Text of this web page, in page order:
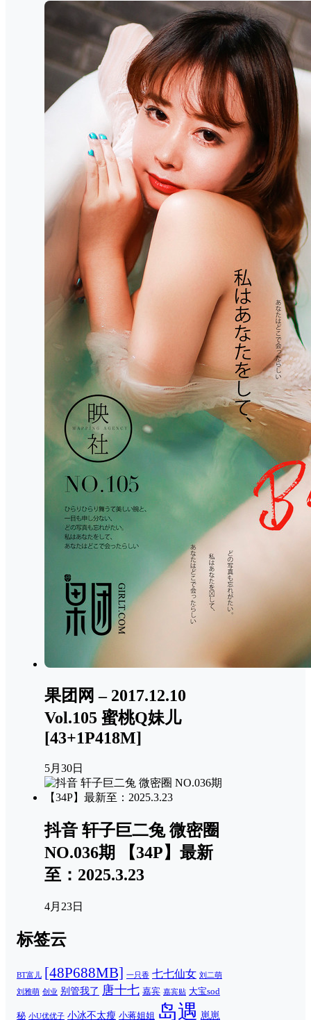
果团网 – 2017.12.10
Vol.105 蜜桃Q妹儿
[43+1P418M]
5月30日
抖音 轩子巨二兔 微密圈
NO.036期 【34P】最新
至：2025.3.23
4月23日
标签云
BT富儿 [48P688MB] 一只香 七七仙女 刘二萌
刘雅萌 创业 别管我了 唐十七 嘉宾 嘉宾贴 大宝sod
秘 小U优优子 小冰不太瘦 小蒋姐姐 岛遇 崽崽